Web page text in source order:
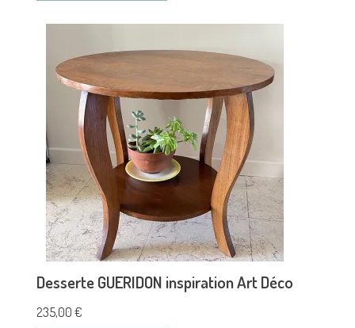
Desserte GUERIDON inspiration Art Déco
235,00 €